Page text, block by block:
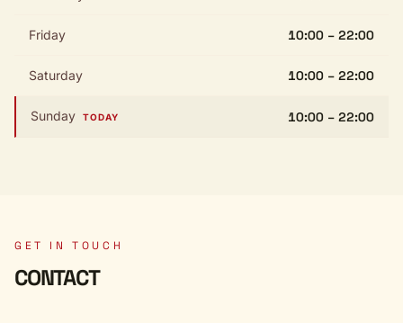
Friday 10:00 – 22:00
Saturday 10:00 – 22:00
Sunday TODAY 10:00 – 22:00
GET IN TOUCH
CONTACT